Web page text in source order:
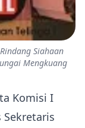
Siahaan
Mengkuang
Komisi I
Sekretaris